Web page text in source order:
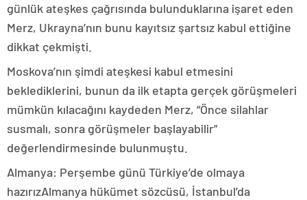
günlük ateşkes çağrısında bulunduklarına işaret eden
Merz, Ukrayna’nın bunu kayıtsız şartsız kabul ettiğine
dikkat çekmişti.
Moskova’nın şimdi ateşkesi kabul etmesini
beklediklerini, bunun da ilk etapta gerçek görüşmeleri
mümkün kılacağını kaydeden Merz, “Önce silahlar
susmalı, sonra görüşmeler başlayabilir”
değerlendirmesinde bulunmuştu.
Almanya: Perşembe günü Türkiye’de olmaya
hazırızAlmanya hükümet sözcüsü, İstanbul’da